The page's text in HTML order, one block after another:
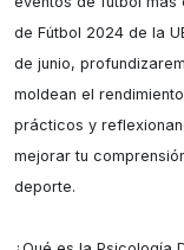
de Fútbol 2024 de la
de junio,
moldean el
prácticos y
mejorar tu
deporte.